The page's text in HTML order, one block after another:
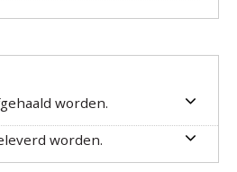
worden.
worden.